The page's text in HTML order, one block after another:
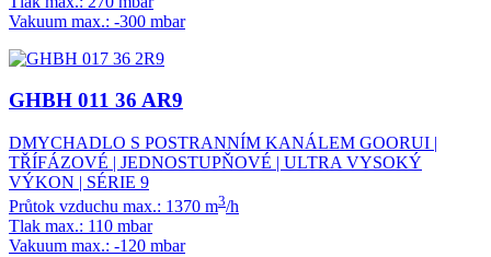
Vakuum max.: -300 mbar
GHBH 011 36 AR9
DMYCHADLO S POSTRANNÍM KANÁLEM GOORUI |
TŘÍFÁZOVÉ | JEDNOSTUPŇOVÉ | ULTRA VYSOKÝ
VÝKON | SÉRIE 9
Průtok vzduchu max.: 1370 m3/h
Tlak max.: 110 mbar
Vakuum max.: -120 mbar